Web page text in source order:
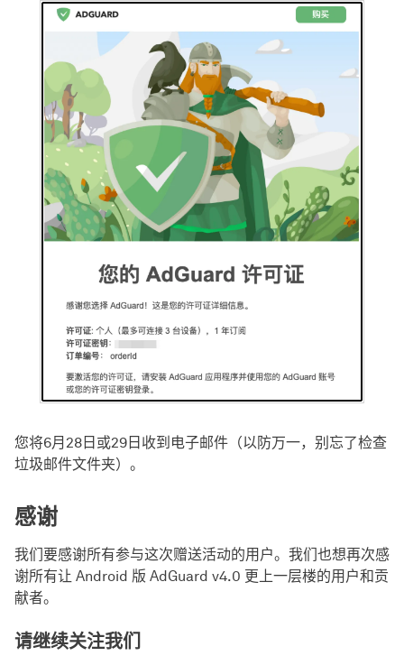
您将6月28日或29日收到电子邮件（以防万一，别忘了检查
垃圾邮件文件夹）。
感谢
我们要感谢所有参与这次赠送活动的用户。我们也想再次感
谢所有让 Android 版 AdGuard v4.0 更上一层楼的用户和贡
献者。
请继续关注我们